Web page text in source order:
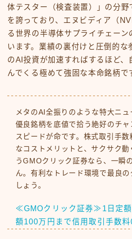
体テスター（検査装置）」の分
を誇っており、エヌビディア（
る世界の半導体サプライチェーン
います。業績の裏付けと圧倒的な
のAI投資が加速すればするほど、
んでくる極めて強固な本命銘柄で
メタのAI全振りのような特大ニュ
優良銘柄を底値で拾う絶好のチ
スピードが命です。株式取引手
なコストメリットと、サクサク
うGMOクリック証券なら、一瞬
ん。有利なトレード環境で最良
しょう。
≪GMOクリック証券≫1日定額
額100万円まで信用取引手数料